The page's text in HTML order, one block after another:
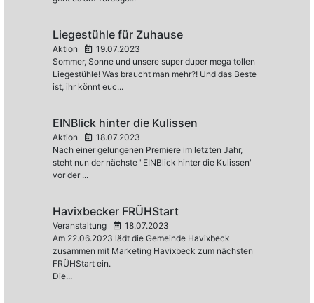
Liegestühle für Zuhause
Aktion
19.07.2023
Sommer, Sonne und unsere super duper mega tollen
Liegestühle! Was braucht man mehr?! Und das Beste
ist, ihr könnt euc...
EINBlick hinter die Kulissen
Aktion
18.07.2023
Nach einer gelungenen Premiere im letzten Jahr,
steht nun der nächste "EINBlick hinter die Kulissen"
vor der ...
Havixbecker FRÜHStart
Veranstaltung
18.07.2023
Am 22.06.2023 lädt die Gemeinde Havixbeck
zusammen mit Marketing Havixbeck zum nächsten
FRÜHStart ein.
Die...